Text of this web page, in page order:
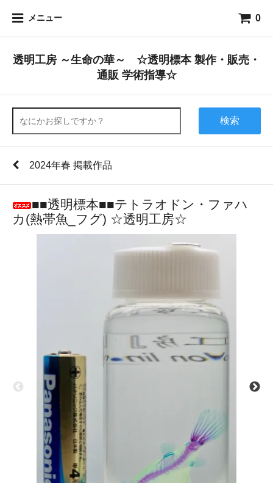
メニュー 0
透明工房 ～生命の華～ ☆透明標本 製作・販売・
通販 学術指導☆
検索
2024年春 掲載作品
■■透明標本■■テトラオドン・ファハ
カ(熱帯魚_フグ) ☆透明工房☆